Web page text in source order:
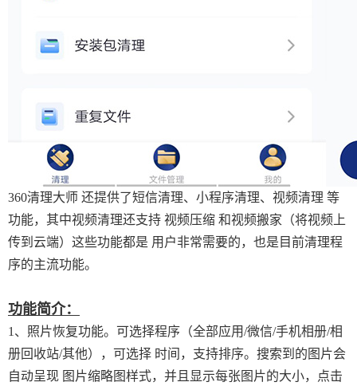
360清理大师 还提供了短信清理、小程序清理、视频清理 等
功能，其中视频清理还支持 视频压缩 和视频搬家（将视频上
传到云端）这些功能都是 用户非常需要的，也是目前清理程
序的主流功能。
功能简介：
1、照片恢复功能。可选择程序（全部应用/微信/手机相册/相
册回收站/其他），可选择 时间，支持排序。搜索到的图片会
自动呈现 图片缩略图样式，并且显示每张图片的大小，点击